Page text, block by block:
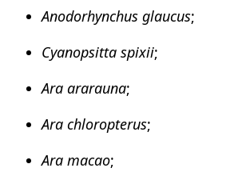
Anodorhynchus glaucus;
Cyanopsitta spixii;
Ara ararauna;
Ara chloropterus;
Ara macao;